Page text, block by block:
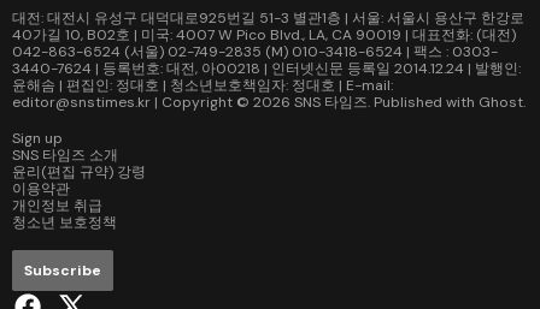
대전: 대전시 유성구 대덕대로925번길 51-3 별관1층 | 서울: 서울시 용산구 한강로
40가길 10, B02호 | 미국: 4007 W Pico Blvd., LA, CA 90019 | 대표전화: (대전)
042-863-6524 (서울) 02-749-2835 (M) 010-3418-6524 | 팩스 : 0303-
3440-7624 | 등록번호: 대전, 아00218 | 인터넷신문 등록일 2014.12.24 | 발행인:
윤해솜 | 편집인: 정대호 | 청소년보호책임자: 정대호 | E-mail:
editor@snstimes.kr | Copyright © 2026 SNS 타임즈. Published with Ghost.
Sign up
SNS 타임즈 소개
윤리(편집 규약) 강령
이용약관
개인정보 취급
청소년 보호정책
Subscribe